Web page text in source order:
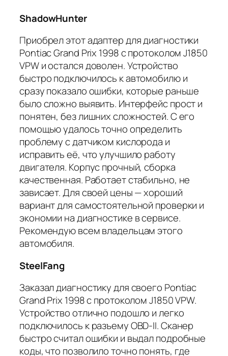
ShadowHunter
Приобрел этот адаптер для диагностики
Pontiac Grand Prix 1998 с протоколом J1850
VPW и остался доволен. Устройство
быстро подключилось к автомобилю и
сразу показало ошибки, которые раньше
было сложно выявить. Интерфейс прост и
понятен, без лишних сложностей. С его
помощью удалось точно определить
проблему с датчиком кислорода и
исправить её, что улучшило работу
двигателя. Корпус прочный, сборка
качественная. Работает стабильно, не
зависает. Для своей цены — хороший
вариант для самостоятельной проверки и
экономии на диагностике в сервисе.
Рекомендую всем владельцам этого
автомобиля.
SteelFang
Заказал диагностику для своего Pontiac
Grand Prix 1998 с протоколом J1850 VPW.
Устройство отлично подошло и легко
подключилось к разъему OBD-II. Сканер
быстро считал ошибки и выдал подробные
коды, что позволило точно понять, где